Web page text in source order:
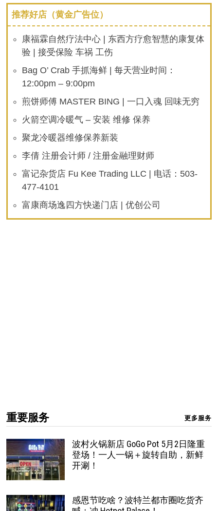
推荐好店（黄金广告位）
康福霖自然疗法中心 | 东西方疗愈智慧的康复体
验 | 接受保险 车祸 工伤
Bag O’ Crab 手抓海鲜 | 每天营业时间：
12:00pm – 9:00pm
煎饼师傅 MASTER BING | 一口入魂 回味无穷
火箭空调冷暖气 – 安装 维修 保养
聚龙冷暖器维修保养新装
李倩 注册会计师 / 注册金融理财师
富记杂货店 Fu Kee Trading LLC | 电话：503-
477-4101
富康商场逸四方快递门店 | 优创公司
重要服务 更多服务
波村火锅新店 GoGo Pot 5月2日隆重
登场！一人一锅＋旋转自助，新鲜
开涮！
感恩节吃啥？波特兰都市圈吃货齐